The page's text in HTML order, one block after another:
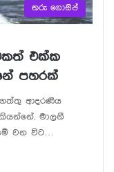
තරු ගොසිප්
එක්ක
පහරක්
ආදරණීය
මාලනී
වන විට…